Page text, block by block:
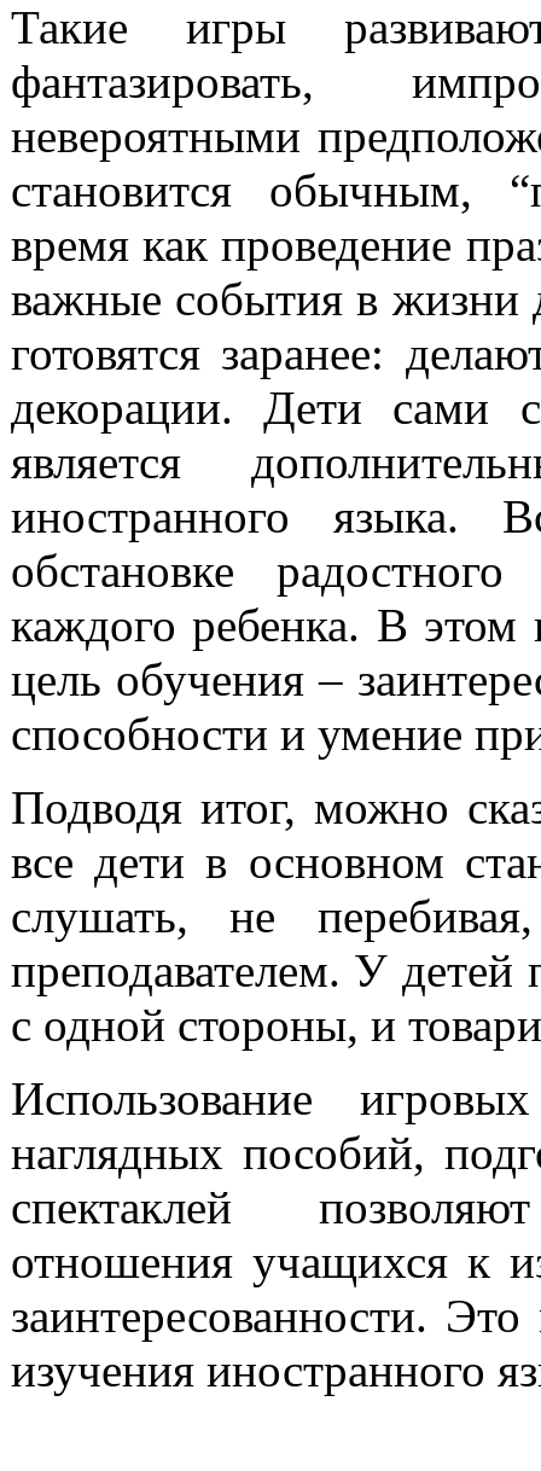
Такие игры
фантазировать,
невероятными
становится обычным,
время как проведение
важные события в жизни
готовятся заранее:
декорации. Дети сами
является
иностранного языка.
обстановке
каждого ребенка. В этом
цель обучения –
способности и умение
Подводя итог, можно
все дети в основном
слушать, не
преподавателем. У детей
с одной стороны, и
Использование
наглядных пособий,
спектаклей
отношения учащихся к
заинтересованности.
изучения иностранного